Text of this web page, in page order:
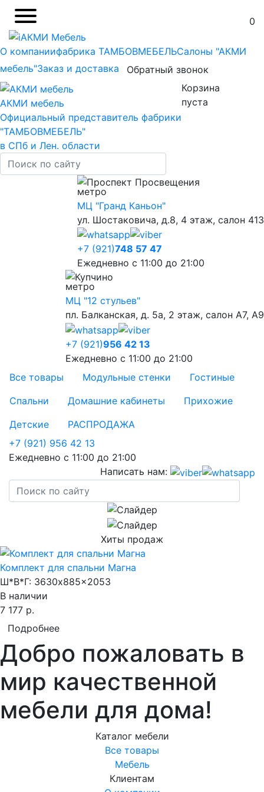
АКМИ Мебель
0
О компаниифабрика ТАМБОВМЕБЕЛЬСалоны "АКМИ
мебель"Заказ и доставка Обратный звонок
АКМИ мебель
Официальный представитель фабрики
"ТАМБОВМЕБЕЛЬ"
в СПб и Лен. области
Проспект Просвещения
МЦ "Гранд Каньон"
ул. Шостаковича, д.8, 4 этаж, салон 413
+7 (921)748 57 47
Ежедневно с 11:00 до 21:00
Купчино
МЦ "12 стульев"
пл. Балканская, д. 5а, 2 этаж, салон А7, А9
+7 (921)956 42 13
Ежедневно с 11:00 до 21:00
Корзина
пуста
Все товары Модульные стенки
Гостиные
Спальни
Домашние кабинеты
Прихожие
Детские
РАСПРОДАЖА
+7 (921) 956 42 13
Ежедневно с 11:00 до 21:00
Написать нам:
Хиты продаж
Комплект для спальни Магна
Ш*В*Г: 3630x885x2053
В наличии
7 177 р.
Подробнее
Добро пожаловать в
мир качественной
мебели для дома!
Каталог мебели
Все товары
Мебель
Клиентам